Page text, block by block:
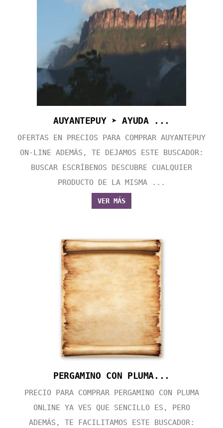
AUYANTEPUY ➤ AYUDA ...
OFERTAS EN PRECIOS PARA COMPRAR AUYANTEPUY
ON-LINE ADEMÁS, TE DEJAMOS ESTE BUSCADOR:
BUSCAR ESCRÍBENOS DESCUBRE CUALQUIER
PRODUCTO DE LA MISMA ...
VER MÁS
PERGAMINO CON PLUMA...
PRECIO PARA COMPRAR PERGAMINO CON PLUMA
ONLINE YA VES QUE SENCILLO ES, PERO
ADEMÁS, TE FACILITAMOS ESTE BUSCADOR: